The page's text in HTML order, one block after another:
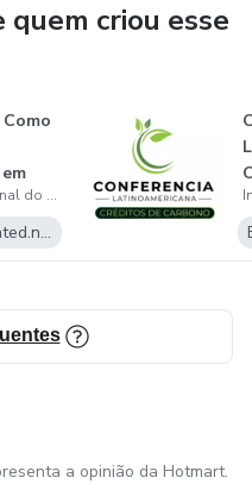
criou esse
Instituto Nacional do Crédito de Carbono
category.printed.name
a opinião da Hotmart.